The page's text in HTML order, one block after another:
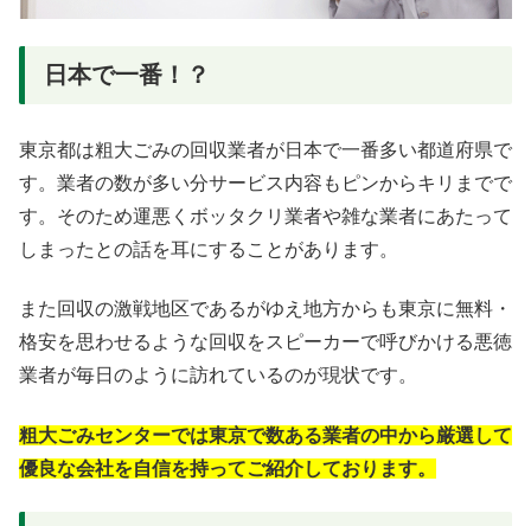
日本で一番！？
東京都は粗大ごみの回収業者が日本で一番多い都道府県で
す。業者の数が多い分サービス内容もピンからキリまでで
す。そのため運悪くボッタクリ業者や雑な業者にあたって
しまったとの話を耳にすることがあります。
また回収の激戦地区であるがゆえ地方からも東京に無料・
格安を思わせるような回収をスピーカーで呼びかける悪徳
業者が毎日のように訪れているのが現状です。
粗大ごみセンターでは東京で数ある業者の中から厳選して
優良な会社を自信を持ってご紹介しております。